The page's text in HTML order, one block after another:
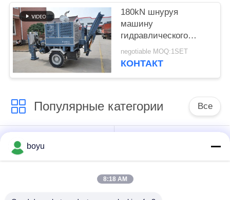
180kN шнуруя
машину
гидравлического
пулера оборудования
для передающей
negotiable MOQ:1SET
КОНТАКТ
Популярные категории Все
передающая линия
шнуруя
оборудование
оборудование
boyu
8:18 AM